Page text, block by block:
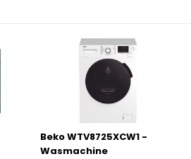
Beko WTV8725XCW1 -
Wasmachine